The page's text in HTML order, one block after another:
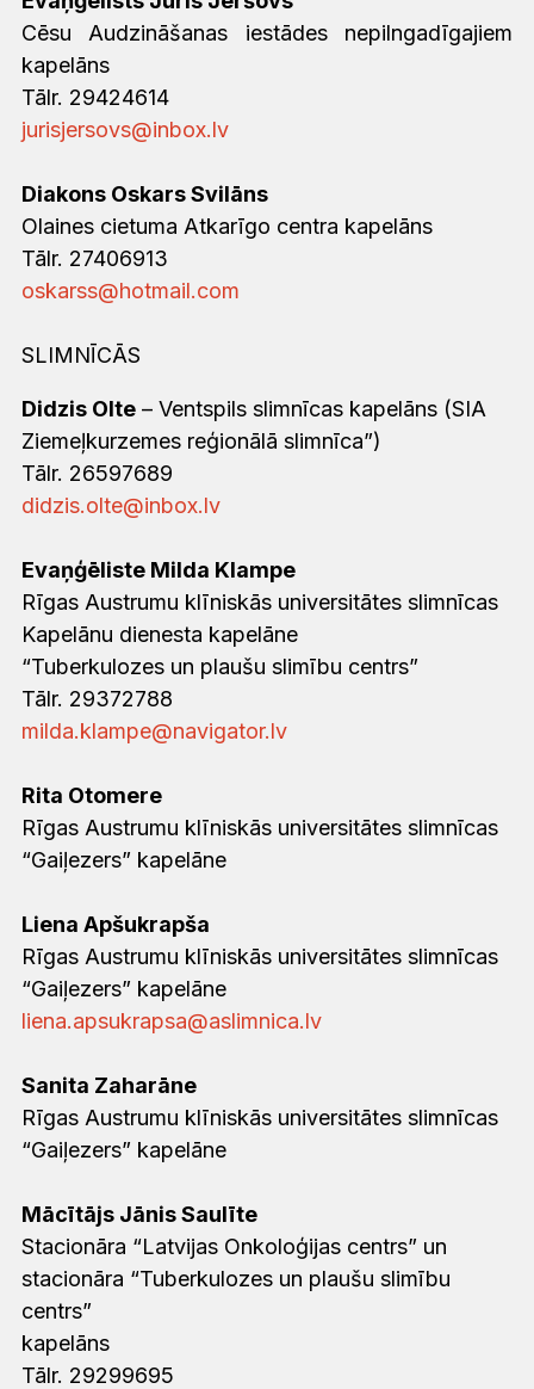
Cēsu Audzināšanas iestādes nepilngadīgajiem
kapelāns
Tālr. 29424614
jurisjersovs@inbox.lv
Diakons Oskars Svilāns
Olaines cietuma Atkarīgo centra kapelāns
Tālr. 27406913
oskarss@hotmail.com
SLIMNĪCĀS
Didzis Olte – Ventspils slimnīcas kapelāns (SIA
Ziemeļkurzemes reģionālā slimnīca”)
Tālr. 26597689
didzis.olte@inbox.lv
Evaņģēliste Milda Klampe
Rīgas Austrumu klīniskās universitātes slimnīcas
Kapelānu dienesta kapelāne
“Tuberkulozes un plaušu slimību centrs”
Tālr. 29372788
milda.klampe@navigator.lv
Rita Otomere
Rīgas Austrumu klīniskās universitātes slimnīcas
“Gaiļezers” kapelāne
Liena Apšukrapša
Rīgas Austrumu klīniskās universitātes slimnīcas
“Gaiļezers” kapelāne
liena.apsukrapsa@aslimnica.lv
Sanita Zaharāne
Rīgas Austrumu klīniskās universitātes slimnīcas
“Gaiļezers” kapelāne
Mācītājs Jānis Saulīte
Stacionāra “Latvijas Onkoloģijas centrs” un
stacionāra “Tuberkulozes un plaušu slimību
centrs”
kapelāns
Tālr. 29299695